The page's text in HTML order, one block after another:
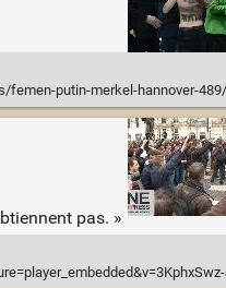
putin-merkel-hannover-489/
pas. »